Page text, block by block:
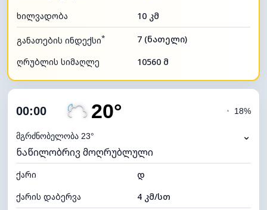
ხილვადობა
10 კმ
განათების ინდექსი* 7 (ნათელი)
ღრუბლის სიმაღლე 10560 მ
00:00 20°
მგრძნობელობა 23°
◔ 18%
⌄
ნაწილობრივ მოღრუბლული
ქარი
დ
ქარის დაბერვა
4 კმ/სთ